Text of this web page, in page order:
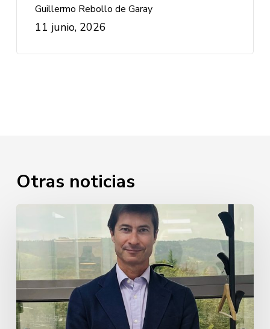
Guillermo Rebollo de Garay
11 junio, 2026
Otras noticias